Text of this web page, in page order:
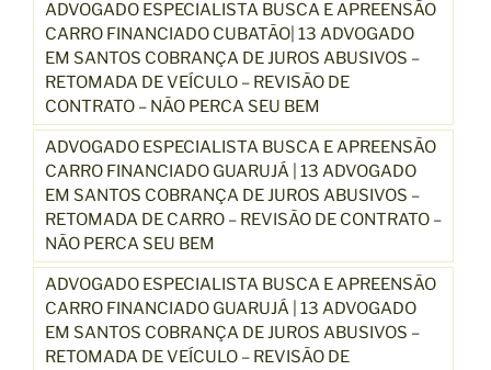
s
”
ADVOGADO ESPECIALISTA BUSCA E APREENSÃO
CARRO FINANCIADO CUBATÃO| 13 ADVOGADO
EM SANTOS COBRANÇA DE JUROS ABUSIVOS –
RETOMADA DE VEÍCULO – REVISÃO DE
CONTRATO – NÃO PERCA SEU BEM
ADVOGADO ESPECIALISTA BUSCA E APREENSÃO
CARRO FINANCIADO GUARUJÁ | 13 ADVOGADO
EM SANTOS COBRANÇA DE JUROS ABUSIVOS –
RETOMADA DE CARRO – REVISÃO DE CONTRATO –
NÃO PERCA SEU BEM
ADVOGADO ESPECIALISTA BUSCA E APREENSÃO
CARRO FINANCIADO GUARUJÁ | 13 ADVOGADO
EM SANTOS COBRANÇA DE JUROS ABUSIVOS –
RETOMADA DE VEÍCULO – REVISÃO DE